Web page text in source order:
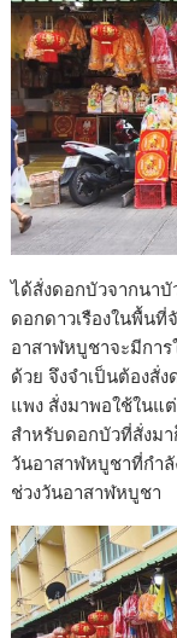
ได้สั่งดอกบัวจากนา
ดอกดาวเรืองในพื้นที่
อาสาฬหบูชาจะมีการ
ด้วย จึงจำเป็นต้องสั่
แพง สั่งมาพอใช้ในแ
สำหรับดอกบัวที่สั่งม
วันอาสาฬหบูชาที่กำ
ช่วงวันอาสาฬหบูชา